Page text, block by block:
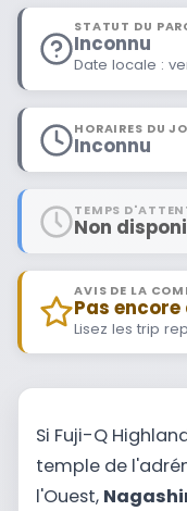
STATUT DU
Inconnu
Date locale :
HORAIRES DU
Inconnu
TEMPS
Non
AVIS DE LA
Pas
Lisez les trip
Si Fuji-Q
temple de
l'Ouest,